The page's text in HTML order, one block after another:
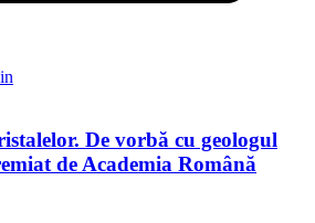
De vorbă cu geologul
de Academia Română